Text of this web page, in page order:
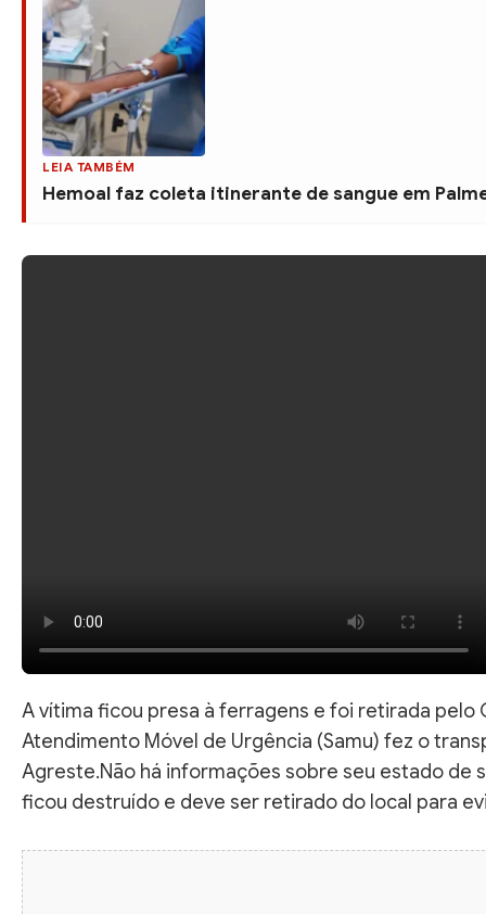
LEIA TAMBÉM
Hemoal faz coleta itinerante de sangue em
A vítima ficou presa à ferragens e foi retirada pelo
Atendimento Móvel de Urgência (Samu) fez o
Agreste.Não há informações sobre seu estado de
ficou destruído e deve ser retirado do local para